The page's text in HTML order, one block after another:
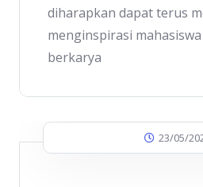
diharapkan dapat terus
menginspirasi
berkarya
23/05/